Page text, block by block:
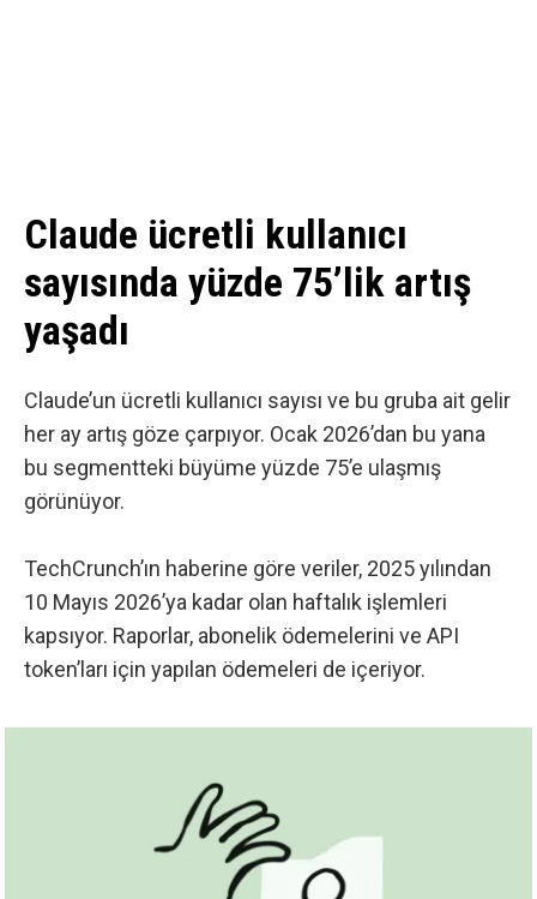
Claude ücretli kullanıcı
sayısında yüzde 75’lik artış
yaşadı
Claude’un ücretli kullanıcı sayısı ve bu gruba ait gelir
her ay artış göze çarpıyor. Ocak 2026’dan bu yana
bu segmentteki büyüme yüzde 75’e ulaşmış
görünüyor.
TechCrunch’ın haberine göre veriler, 2025 yılından
10 Mayıs 2026’ya kadar olan haftalık işlemleri
kapsıyor. Raporlar, abonelik ödemelerini ve API
token’ları için yapılan ödemeleri de içeriyor.